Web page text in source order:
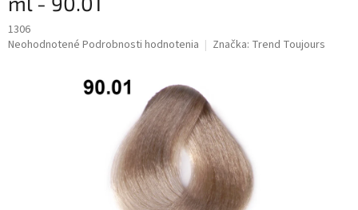
1306
Priemerné
Neohodnotené Podrobnosti hodnotenia Značka: Trend Toujours